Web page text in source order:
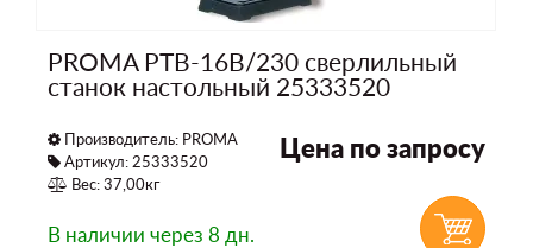
PROMA PTB-16B/230 сверлильный
станок настольный 25333520
Производитель: PROMA
Артикул: 25333520
Вес: 37,00кг
Цена по запросу
В наличии через 8 дн.